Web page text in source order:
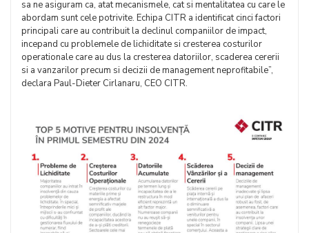
sa ne asiguram ca, atat mecanismele, cat si mentalitatea cu care le
abordam sunt cele potrivite. Echipa CITR a identificat cinci factori
principali care au contribuit la declinul companiilor de impact,
incepand cu problemele de lichiditate si cresterea costurilor
operationale care au dus la cresterea datoriilor, scaderea cererii
si a vanzarilor precum si decizii de management neprofitabile”,
declara Paul-Dieter Cirlanaru, CEO CITR.